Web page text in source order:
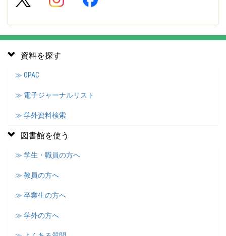
資料を探す
≫ OPAC
≫ 電子ジャーナルリスト
≫ 学外資料検索
図書館を使う
≫ 学生・職員の方へ
≫ 教員の方へ
≫ 卒業生の方へ
≫ 学外の方へ